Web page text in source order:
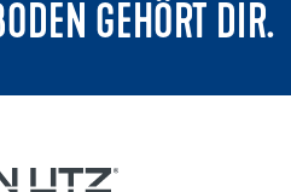
GEHÖRT DIR.